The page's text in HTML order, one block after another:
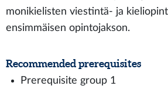
monikielisten viestintä- ja
ensimmäisen opintojakson.
Recommended prerequisites
Prerequisite group 1